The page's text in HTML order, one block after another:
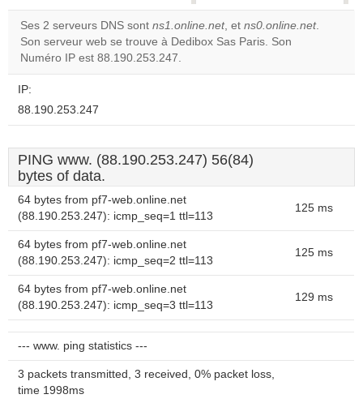
correctly.
Do you
Ses 2 serveurs DNS sont ns1.online.net, et ns0.online.net.
Son serveur web se trouve à Dedibox Sas Paris. Son
Numéro IP est 88.190.253.247.
IP:
88.190.253.247
PING www. (88.190.253.247) 56(84)
bytes of data.
64 bytes from pf7-web.online.net
(88.190.253.247): icmp_seq=1 ttl=113
125 ms
64 bytes from pf7-web.online.net
(88.190.253.247): icmp_seq=2 ttl=113
125 ms
64 bytes from pf7-web.online.net
(88.190.253.247): icmp_seq=3 ttl=113
129 ms
--- www. ping statistics ---
3 packets transmitted, 3 received, 0% packet loss,
time 1998ms